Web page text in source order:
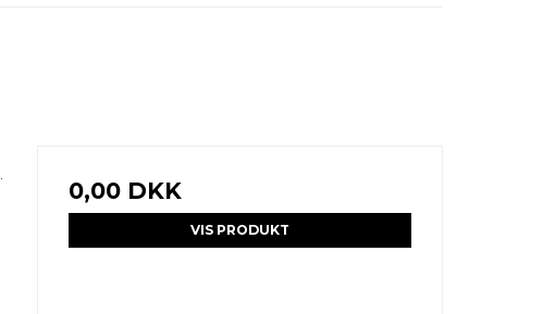
0,00 DKK
VIS PRODUKT